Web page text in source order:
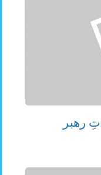
رهبر